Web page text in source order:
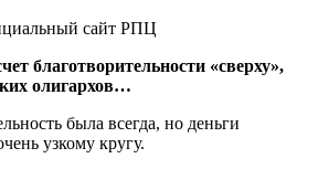
сайт РПЦ
благотворительности «сверху»,
олигархов…
была всегда, но деньги
узкому кругу.